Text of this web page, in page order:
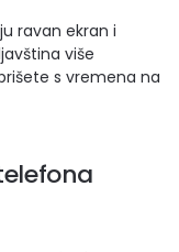
ravan ekran i
više
s vremena na